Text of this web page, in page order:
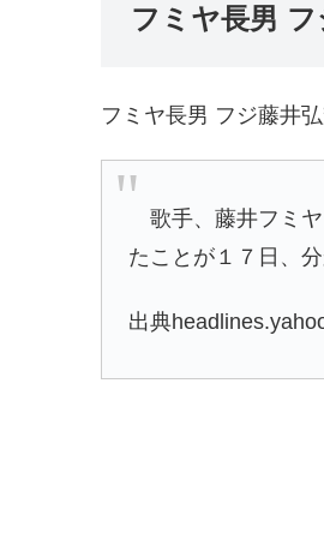
フミヤ長男
フミヤ長男 フジ藤井
歌手、藤井フミヤ
たことが１７日、分
出典